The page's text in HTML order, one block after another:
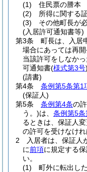
(1)
住民票の謄本
(2)
所得に関する
(3)
その他町長が
(入居許可通知書等)
第3条
町長は、入居
場合にあっては再
当該許可をしなか
可通知書(様式第3号)
(請書)
第4条
条例第5条第1
(保証人)
第5条
条例第4条の
う。)は、 条例第5
るときは、保証人
の許可を受けなけれ
2
入居者は、保証人
に前項に規定する
い。
(1)
町外に転出した